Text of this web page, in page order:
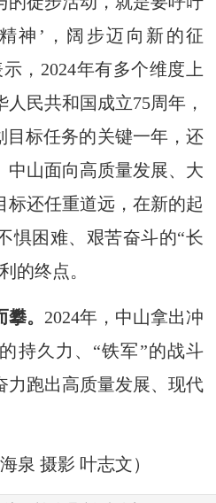
神’，阔步迈向新的征
，2024年有多个维度上
民共和国成立75周年，
目标任务的关键一年，还
中山面向高质量发展、大
标还任重道远，在新的起
惧困难、艰苦奋斗的“长
的终点。
。 2024年，中山拿出冲
持久力、“铁军”的战斗
力跑出高质量发展、现代
摄影 叶志文）